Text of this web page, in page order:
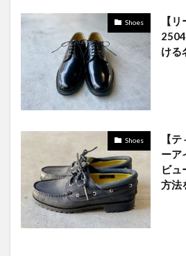
Shoes
【
ける
Shoes
【
ーア
ビュ
方法